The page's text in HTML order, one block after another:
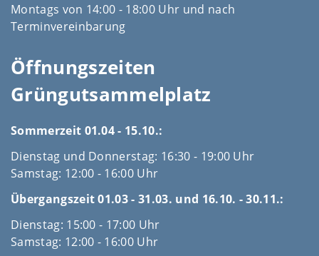
Montags von 14:00 - 18:00 Uhr und nach
Terminvereinbarung
Öffnungszeiten
Grüngutsammelplatz
Sommerzeit 01.04 - 15.10.:
Dienstag und Donnerstag: 16:30 - 19:00 Uhr
Samstag: 12:00 - 16:00 Uhr
Übergangszeit 01.03 - 31.03. und 16.10. - 30.11.:
Dienstag: 15:00 - 17:00 Uhr
Samstag: 12:00 - 16:00 Uhr